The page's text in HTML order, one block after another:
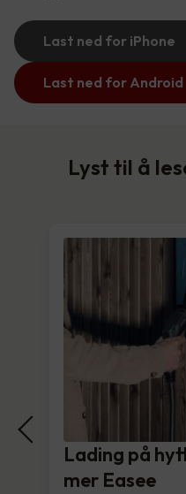
Last ned for iPhone
Last ned for Android
Lyst til å
Lading på
mer Easee